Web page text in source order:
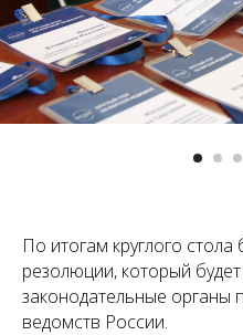
По итогам круглого
резолюции, который
законодательные органы
ведомств России.